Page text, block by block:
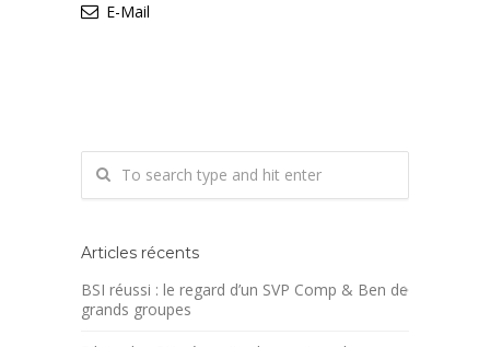
E-Mail
Articles récents
BSI réussi : le regard d’un SVP Comp & Ben de
grands groupes